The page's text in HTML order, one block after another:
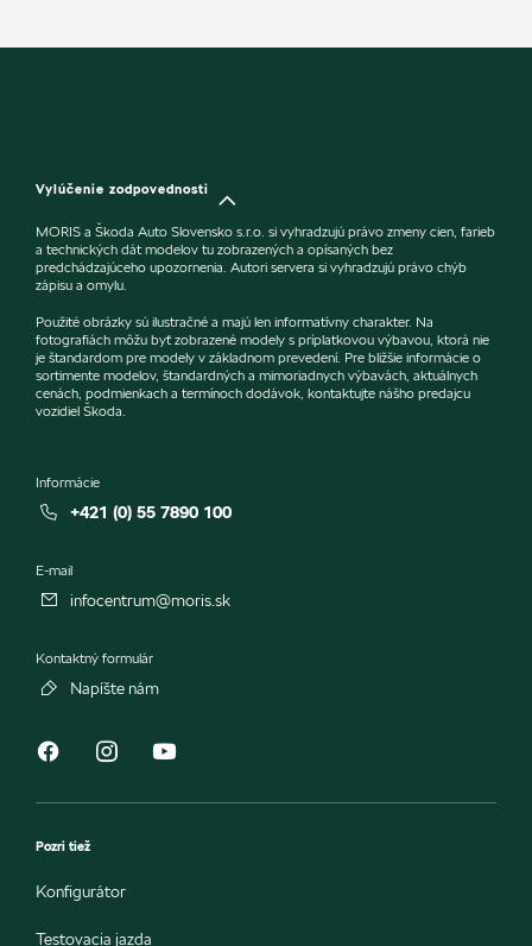
Vylúčenie zodpovednosti
MORIS a Škoda Auto Slovensko s.r.o. si vyhradzujú právo zmeny cien, farieb
a technických dát modelov tu zobrazených a opísaných bez
predchádzajúceho upozornenia. Autori servera si vyhradzujú právo chýb
zápisu a omylu.
Použité obrázky sú ilustračné a majú len informatívny charakter. Na
fotografiách môžu byť zobrazené modely s príplatkovou výbavou, ktorá nie
je štandardom pre modely v základnom prevedení. Pre bližšie informácie o
sortimente modelov, štandardných a mimoriadnych výbavách, aktuálnych
cenách, podmienkach a termínoch dodávok, kontaktujte nášho predajcu
vozidiel Škoda.
Informácie
+421 (0) 55 7890 100
E-mail
infocentrum@moris.sk
Kontaktný formulár
Napíšte nám
Pozri tiež
Konfigurátor
Testovacia jazda